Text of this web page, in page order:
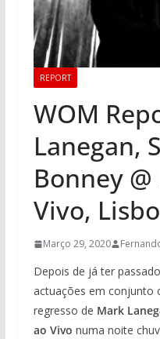
REPORT
WOM
Lanegan,
Bonney
Vivo,
Março 29, 2020
Depois de já ter
actuações em conjunto
regresso de Mark
ao Vivo numa noite